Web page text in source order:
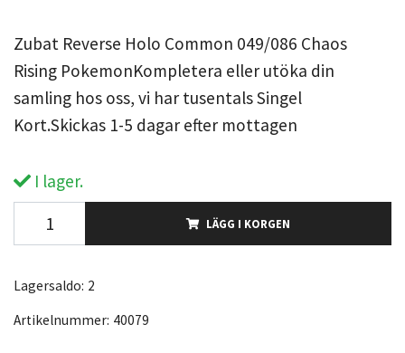
Zubat Reverse Holo Common 049/086 Chaos
Rising PokemonKompletera eller utöka din
samling hos oss, vi har tusentals Singel
Kort.Skickas 1-5 dagar efter mottagen
I lager.
LÄGG I KORGEN
Lagersaldo: 2
Artikelnummer: 40079